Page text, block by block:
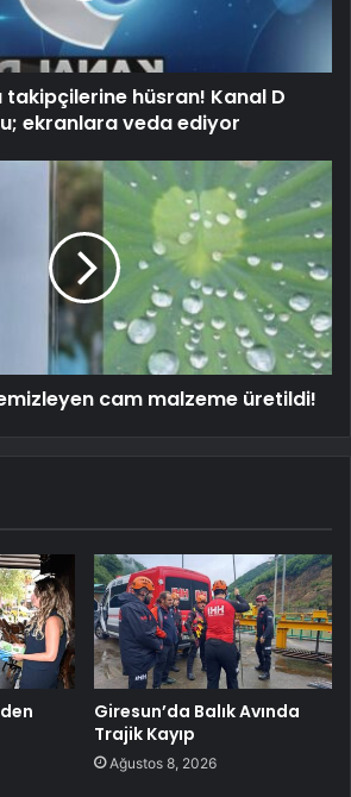
takipçilerine hüsran! Kanal D
ekranlara veda ediyor
cam malzeme üretildi!
Giresun’da Balık Avında
Trajik Kayıp
Ağustos 8, 2026